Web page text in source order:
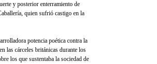
y posterior enterramiento de
quien sufrió castigo en la
potencia poética contra la
las cárceles británicas durante los
los que sustentaba la sociedad de